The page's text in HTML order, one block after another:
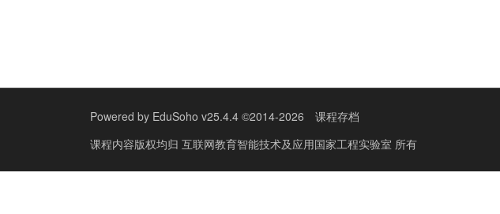
Powered by EduSoho v25.4.4 ©2014-2026
课程存档
课程内容版权均归 互联网教育智能技术及应用国家工程实验室 所有